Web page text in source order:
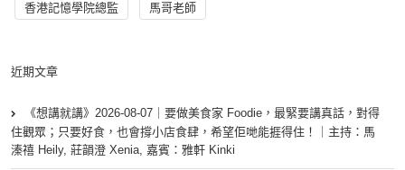
香港記憶學院總監 馬哥老師
近期文章
《想講就講》2026-08-07｜要做美食家 Foodie，最緊要講真話，對得
住觀眾；只要好食，也會撐小店食肆，希望佢哋能捱得住！｜主持：馬
溱禧 Heily, 莊韻澄 Xenia, 嘉賓：雅軒 Kinki